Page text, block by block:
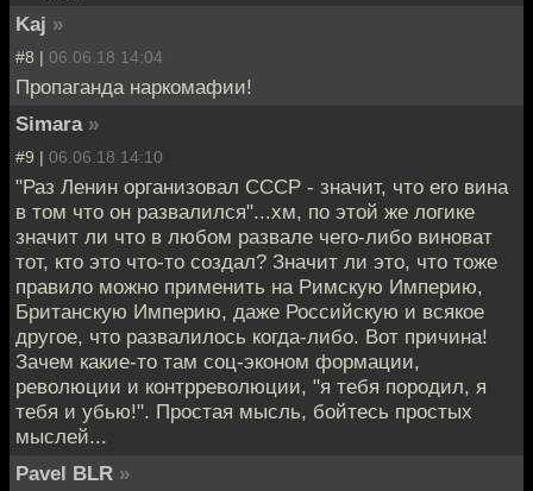
Kaj »
#8 | 06.06.18 14:04
Пропаганда наркомафии!
Simara »
#9 | 06.06.18 14:10
"Раз Ленин организовал СССР - значит, что его вина
в том что он развалился"...хм, по этой же логике
значит ли что в любом развале чего-либо виноват
тот, кто это что-то создал? Значит ли это, что тоже
правило можно применить на Римскую Империю,
Британскую Империю, даже Российскую и всякое
другое, что развалилось когда-либо. Вот причина!
Зачем какие-то там соц-эконом формации,
революции и контрреволюции, "я тебя породил, я
тебя и убью!". Простая мысль, бойтесь простых
мыслей...
Pavel BLR »